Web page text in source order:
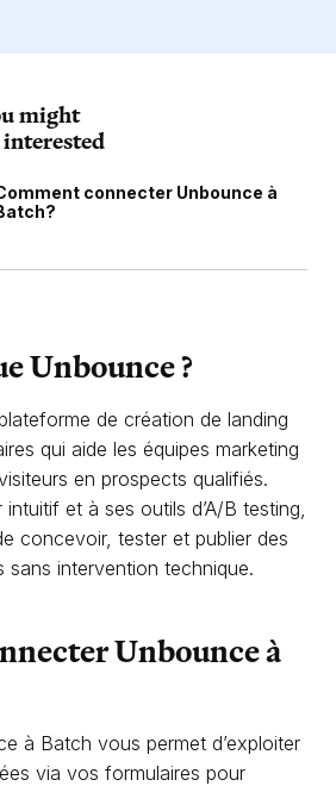
might
interested
connecter Unbounce à
Unbounce ?
de création de landing
qui aide les équipes marketing
en prospects qualifiés.
et à ses outils d’A/B testing,
concevoir, tester et publier des
sans intervention technique.
Unbounce à
à Batch vous permet d’exploiter
via vos formulaires pour